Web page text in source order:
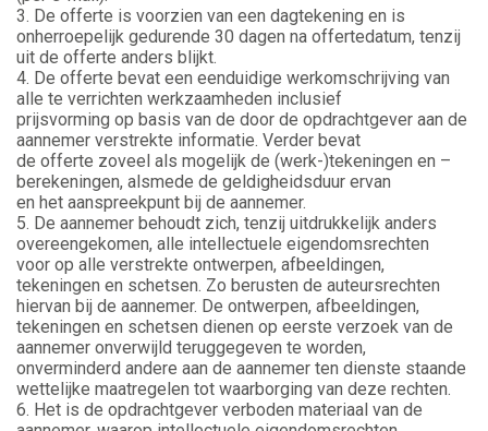
3. De offerte is voorzien van een dagtekening en is
onherroepelijk gedurende 30 dagen na offertedatum, tenzij
uit de offerte anders blijkt.
4. De offerte bevat een eenduidige werkomschrijving van
alle te verrichten werkzaamheden inclusief
prijsvorming op basis van de door de opdrachtgever aan de
aannemer verstrekte informatie. Verder bevat
de offerte zoveel als mogelijk de (werk-)tekeningen en –
berekeningen, alsmede de geldigheidsduur ervan
en het aanspreekpunt bij de aannemer.
5. De aannemer behoudt zich, tenzij uitdrukkelijk anders
overeengekomen, alle intellectuele eigendomsrechten
voor op alle verstrekte ontwerpen, afbeeldingen,
tekeningen en schetsen. Zo berusten de auteursrechten
hiervan bij de aannemer. De ontwerpen, afbeeldingen,
tekeningen en schetsen dienen op eerste verzoek van de
aannemer onverwijld teruggegeven te worden,
onverminderd andere aan de aannemer ten dienste staande
wettelijke maatregelen tot waarborging van deze rechten.
6. Het is de opdrachtgever verboden materiaal van de